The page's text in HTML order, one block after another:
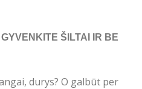
ŠILTAI IR BE
durys? O galbūt per